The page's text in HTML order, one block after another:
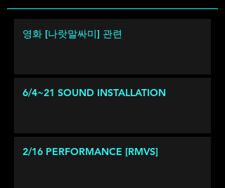
영화 [나랏말싸미] 관련
6/4~21 SOUND INSTALLATION
2/16 PERFORMANCE [RMVS]